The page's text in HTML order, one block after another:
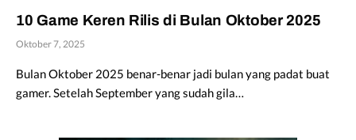
10 Game Keren Rilis di Bulan Oktober 2025
Oktober 7, 2025
Bulan Oktober 2025 benar-benar jadi bulan yang padat buat
gamer. Setelah September yang sudah gila…